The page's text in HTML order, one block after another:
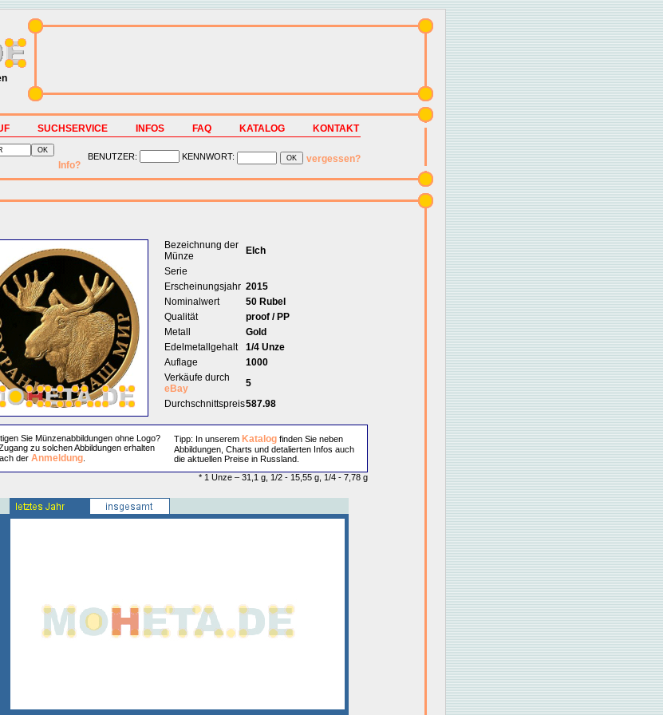
SUCHSERVICE INFOS FAQ KATALOG KONTAKT
Info?
BENUTZER: KENNWORT: vergessen?
Bezeichnung der
Münze
Elch
Serie
Erscheinungsjahr 2015
Nominalwert
50 Rubel
Qualität
proof / PP
Metall
Gold
Edelmetallgehalt
1/4 Unze
Auflage
1000
Verkäufe durch
eBay
5
Durchschnittspreis587.98
Sie Münzenabbildungen ohne Logo?
zu solchen Abbildungen erhalten
der Anmeldung.
Tipp: In unserem Katalogfinden Sie neben
Abbildungen, Charts und detalierten Infos auch
die aktuellen Preise in Russland.
* 1 Unze – 31,1 g, 1/2 - 15,55 g, 1/4 - 7,78 g